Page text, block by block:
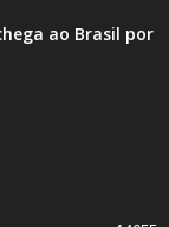
ao Brasil por